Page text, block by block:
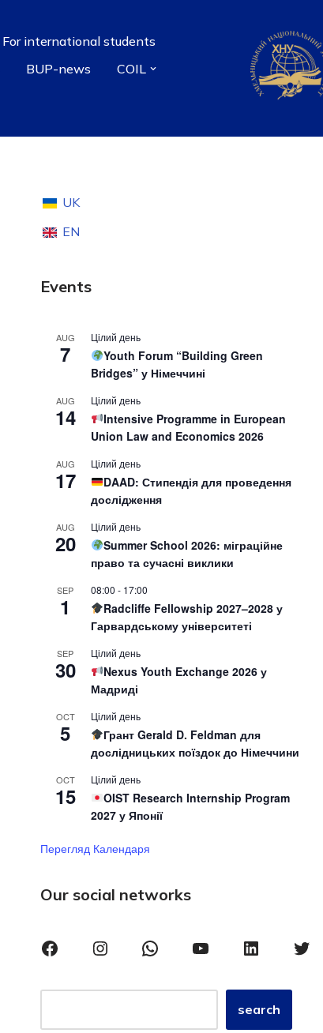
For international students
BUP-news
COIL
UK
EN
Events
AUG
7
Цілий день
Youth Forum “Building Green
Bridges” у Німеччині
AUG
14
Цілий день
Intensive Programme in European
Union Law and Economics 2026
AUG
17
Цілий день
DAAD: Стипендія для проведення
дослідження
AUG
20
Цілий день
Summer School 2026: міграційне
право та сучасні виклики
SEP
1
08:00 - 17:00
Radcliffe Fellowship 2027–2028 у
Гарвардському університеті
SEP
30
Цілий день
Nexus Youth Exchange 2026 у
Мадриді
OCT
5
Цілий день
Грант Gerald D. Feldman для
дослідницьких поїздок до Німеччини
OCT
15
Цілий день
OIST Research Internship Program
2027 у Японії
Перегляд Календаря
Our social networks
search